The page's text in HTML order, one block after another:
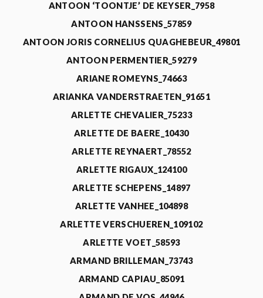
ANTOON ‘TOONTJE’ DE KEYSER_7958
ANTOON HANSSENS_57859
ANTOON JORIS CORNELIUS QUAGHEBEUR_49801
ANTOON PERMENTIER_59279
ARIANE ROMEYNS_74663
ARIANKA VANDERSTRAETEN_91651
ARLETTE CHEVALIER_75233
ARLETTE DE BAERE_10430
ARLETTE REYNAERT_78552
ARLETTE RIGAUX_124100
ARLETTE SCHEPENS_14897
ARLETTE VANHEE_104898
ARLETTE VERSCHUEREN_109102
ARLETTE VOET_58593
ARMAND BRILLEMAN_73743
ARMAND CAPIAU_85091